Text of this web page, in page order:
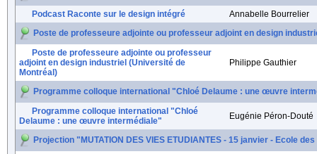
Podcast Raconte sur le design intégré
Annabelle Bourrelier
Poste de professeure adjointe ou professeur adjoint en design
Poste de professeure adjointe ou professeur
adjoint en design industriel (Université de
Montréal)
Philippe Gauthier
Programme colloque international "Chloé Delaume : une œuvre
Programme colloque international "Chloé
Delaume : une œuvre intermédiale"
Eugénie Péron-Douté
Projection "MUTATION DES VIES ETUDIANTES - 15 janvier - Ecole